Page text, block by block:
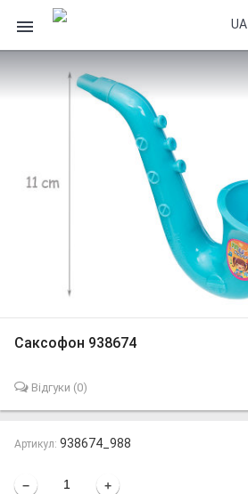
UA
Саксофон 938674
Відгуки (0)
Артикул: 938674_988
− +